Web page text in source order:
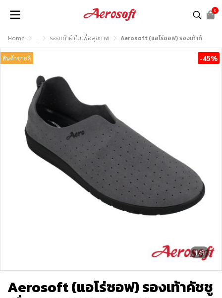
0
Home ... รองเท้าผ้าใบเพื่อสุขภาพ Aerosoft (แอโร่ซอฟ) รองเท้าคัชชูเพื่อสุขภาพ รุ่น CW3233
1/3
สินค้าขายดี -45%
Aerosoft (แอโร่ซอฟ) รองเท้าคัชชู